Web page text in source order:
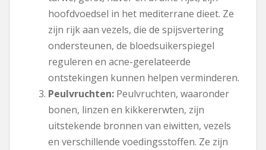
hoofdvoedsel in het mediterrane dieet. Ze
zijn rijk aan vezels, die de spijsvertering
ondersteunen, de bloedsuikerspiegel
reguleren en acne-gerelateerde
ontstekingen kunnen helpen verminderen.
Peulvruchten: Peulvruchten, waaronder
bonen, linzen en kikkererwten, zijn
uitstekende bronnen van eiwitten, vezels
en verschillende voedingsstoffen. Ze zijn